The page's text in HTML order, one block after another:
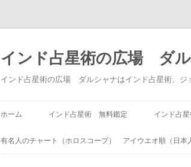
インド占星術の広場 ダ
インド占星術の広場 ダルシャナはインド占星術、ジ
ホーム インド占星術 無料鑑定 インド占
有名人のチャート（ホロスコープ） アイウエオ順（日本